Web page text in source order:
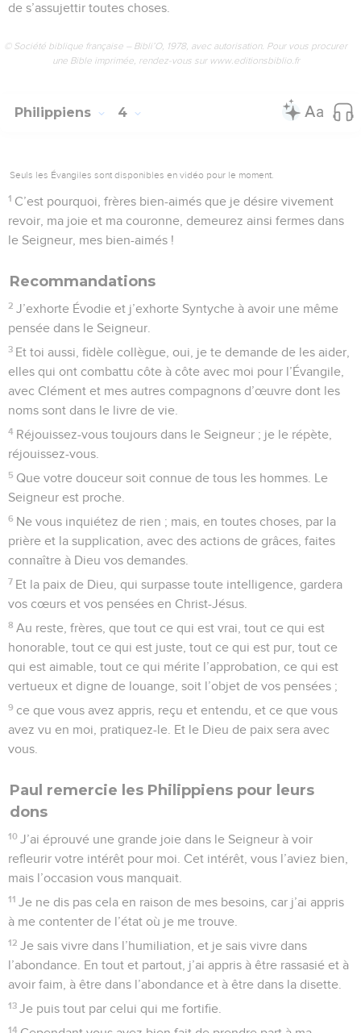
de s’assujettir toutes choses.
© Société biblique française – Bibli’O, 1978, avec autorisation. Pour vous procurer
une Bible imprimée, rendez-vous sur www.editionsbiblio.fr
Philippiens 4
Seuls les Évangiles sont disponibles en vidéo pour le moment.
1 C’est pourquoi, frères bien-aimés que je désire vivement
revoir, ma joie et ma couronne, demeurez ainsi fermes dans
le Seigneur, mes bien-aimés !
Recommandations
2 J’exhorte Évodie et j’exhorte Syntyche à avoir une même
pensée dans le Seigneur.
3 Et toi aussi, fidèle collègue, oui, je te demande de les aider,
elles qui ont combattu côte à côte avec moi pour l’Évangile,
avec Clément et mes autres compagnons d’œuvre dont les
noms sont dans le livre de vie.
4 Réjouissez-vous toujours dans le Seigneur ; je le répète,
réjouissez-vous.
5 Que votre douceur soit connue de tous les hommes. Le
Seigneur est proche.
6 Ne vous inquiétez de rien ; mais, en toutes choses, par la
prière et la supplication, avec des actions de grâces, faites
connaître à Dieu vos demandes.
7 Et la paix de Dieu, qui surpasse toute intelligence, gardera
vos cœurs et vos pensées en Christ-Jésus.
8 Au reste, frères, que tout ce qui est vrai, tout ce qui est
honorable, tout ce qui est juste, tout ce qui est pur, tout ce
qui est aimable, tout ce qui mérite l’approbation, ce qui est
vertueux et digne de louange, soit l’objet de vos pensées ;
9 ce que vous avez appris, reçu et entendu, et ce que vous
avez vu en moi, pratiquez-le. Et le Dieu de paix sera avec
vous.
Paul remercie les Philippiens pour leurs
dons
10 J’ai éprouvé une grande joie dans le Seigneur à voir
refleurir votre intérêt pour moi. Cet intérêt, vous l’aviez bien,
mais l’occasion vous manquait.
11 Je ne dis pas cela en raison de mes besoins, car j’ai appris
à me contenter de l’état où je me trouve.
12 Je sais vivre dans l’humiliation, et je sais vivre dans
l’abondance. En tout et partout, j’ai appris à être rassasié et à
avoir faim, à être dans l’abondance et à être dans la disette.
13 Je puis tout par celui qui me fortifie.
14